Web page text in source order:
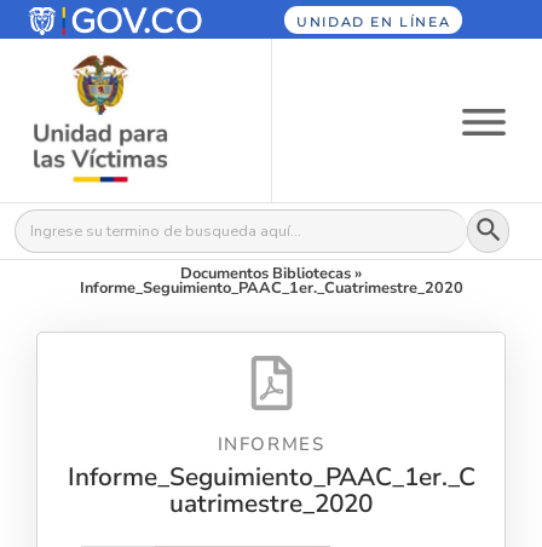
UNIDAD EN LÍNEA
Buscar: Botón
Documentos Bibliotecas»
Informe_Seguimiento_PAAC_1er._Cuatrimestre_2020
INFORMES
Informe_Seguimiento_PAAC_1er._C
uatrimestre_2020